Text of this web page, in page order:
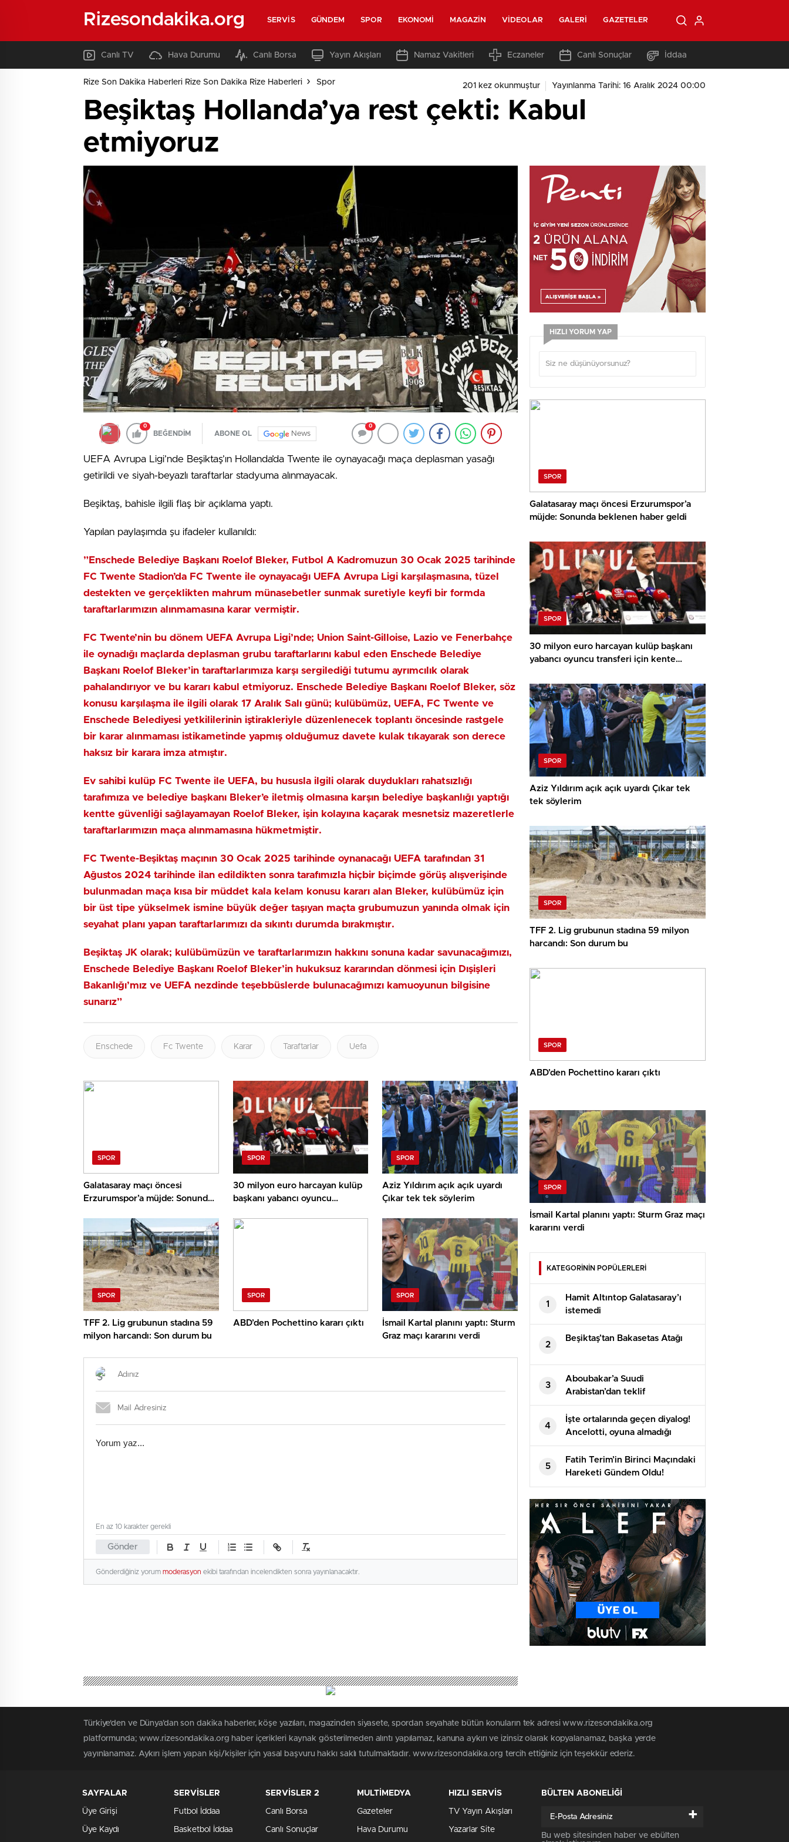
Rizesondakika.org SERVIS GÜNDEM SPOR EKONOMI MAGAZIN VIDEOLAR GALERI GAZETELER
Canlı TV Hava Durumu Canlı Borsa Yayın Akışları Namaz Vakitleri Eczaneler Canlı Sonuçlar İddaa
Rize Son Dakika Haberleri Rize Son Dakika Rize Haberleri Spor 201 kez okunmuştur Yayınlanma Tarihi: 16 Aralık 2024 00:00
Beşiktaş Hollanda’ya rest çekti: Kabul
etmiyoruz
0
BEĞENDİM ABONE OL News
0
UEFA Avrupa Ligi’nde Beşiktaş’ın Hollanda’da Twente ile oynayacağı maça deplasman yasağı
getirildi ve siyah-beyazlı taraftarlar stadyuma alınmayacak.
Beşiktaş, bahisle ilgili flaş bir açıklama yaptı.
Yapılan paylaşımda şu ifadeler kullanıldı:
”Enschede Belediye Başkanı Roelof Bleker, Futbol A Kadromuzun 30 Ocak 2025 tarihinde
FC Twente Stadion’da FC Twente ile oynayacağı UEFA Avrupa Ligi karşılaşmasına, tüzel
destekten ve gerçeklikten mahrum münasebetler sunmak suretiyle keyfi bir formda
taraftarlarımızın alınmamasına karar vermiştir.
FC Twente’nin bu dönem UEFA Avrupa Ligi’nde; Union Saint-Gilloise, Lazio ve Fenerbahçe
ile oynadığı maçlarda deplasman grubu taraftarlarını kabul eden Enschede Belediye
Başkanı Roelof Bleker’in taraftarlarımıza karşı sergilediği tutumu ayrımcılık olarak
pahalandırıyor ve bu kararı kabul etmiyoruz. Enschede Belediye Başkanı Roelof Bleker, söz
konusu karşılaşma ile ilgili olarak 17 Aralık Salı günü; kulübümüz, UEFA, FC Twente ve
Enschede Belediyesi yetkililerinin iştirakleriyle düzenlenecek toplantı öncesinde rastgele
bir karar alınmaması istikametinde yapmış olduğumuz davete kulak tıkayarak son derece
haksız bir karara imza atmıştır.
Ev sahibi kulüp FC Twente ile UEFA, bu hususla ilgili olarak duydukları rahatsızlığı
tarafımıza ve belediye başkanı Bleker’e iletmiş olmasına karşın belediye başkanlığı yaptığı
kentte güvenliği sağlayamayan Roelof Bleker, işin kolayına kaçarak mesnetsiz mazeretlerle
taraftarlarımızın maça alınmamasına hükmetmiştir.
FC Twente-Beşiktaş maçının 30 Ocak 2025 tarihinde oynanacağı UEFA tarafından 31
Ağustos 2024 tarihinde ilan edildikten sonra tarafımızla hiçbir biçimde görüş alışverişinde
bulunmadan maça kısa bir müddet kala kelam konusu kararı alan Bleker, kulübümüz için
bir üst tipe yükselmek ismine büyük değer taşıyan maçta grubumuzun yanında olmak için
seyahat planı yapan taraftarlarımızı da sıkıntı durumda bırakmıştır.
Beşiktaş JK olarak; kulübümüzün ve taraftarlarımızın hakkını sonuna kadar savunacağımızı,
Enschede Belediye Başkanı Roelof Bleker’in hukuksuz kararından dönmesi için Dışişleri
Bakanlığı’mız ve UEFA nezdinde teşebbüslerde bulunacağımızı kamuoyunun bilgisine
sunarız”
Enschede Fc Twente Karar Taraftarlar Uefa
SPOR
Galatasaray maçı öncesi
Erzurumspor’a müjde: Sonunda
SPOR
30 milyon euro harcayan kulüp
başkanı yabancı oyuncu
yapacak!
SPOR
Aziz Yıldırım açık açık uyardı
Çıkar tek tek söylerim
SPOR
TFF 2. Lig grubunun stadına 59
milyon harcandı: Son durum bu
SPOR
ABD’den Pochettino kararı çıktı
SPOR
İsmail Kartal planını yaptı: Sturm
Graz maçı kararını verdi
Gönder
En az 10 karakter gerekli
Gönderdiğiniz yorum moderasyon ekibi tarafından incelendikten sonra yayınlanacaktır.
HIZLI YORUM YAP
SPOR
Galatasaray maçı öncesi Erzurumspor’a
müjde: Sonunda beklenen haber geldi
SPOR
30 milyon euro harcayan kulüp başkanı
yabancı oyuncu transferi için kente
SPOR
Aziz Yıldırım açık açık uyardı Çıkar tek
tek söylerim
SPOR
TFF 2. Lig grubunun stadına 59 milyon
harcandı: Son durum bu
SPOR
ABD’den Pochettino kararı çıktı
SPOR
İsmail Kartal planını yaptı: Sturm Graz maçı
kararını verdi
KATEGORİNİN POPÜLERLERİ
1
Hamit Altıntop Galatasaray’ı
istemedi
2
Beşiktaş’tan Bakasetas Atağı
3
Aboubakar’a Suudi
Arabistan’dan teklif
4
İşte ortalarında geçen diyalog!
Ancelotti, oyuna almadığı
Arda’yı maç sonu soyunma
odasına çekti
5
Fatih Terim’in Birinci Maçındaki
Hareketi Gündem Oldu!
Türkiye'den ve Dünya’dan son dakika haberler, köşe yazıları, magazinden siyasete, spordan seyahate bütün konuların tek adresi www.rizesondakika.org
platformunda; www.rizesondakika.org haber içerikleri kaynak gösterilmeden alıntı yapılamaz, kanuna aykırı ve izinsiz olarak kopyalanamaz, başka yerde
yayınlanamaz. Aykırı işlem yapan kişi/kişiler için yasal başvuru hakkı saklı tutulmaktadır. www.rizesondakika.org tercih ettiğiniz için teşekkür ederiz.
SAYFALAR
Üye Girişi
Üye Kaydı
SERVİSLER
Futbol İddaa
Basketbol İddaa
SERVİSLER 2
Canlı Borsa
Canlı Sonuçlar
MULTİMEDYA
Gazeteler
Hava Durumu
HIZLI SERVİS
TV Yayın Akışları
Yazarlar Site
BÜLTEN ABONELİĞİ
+
Bu web sitesinden haber ve ebülten